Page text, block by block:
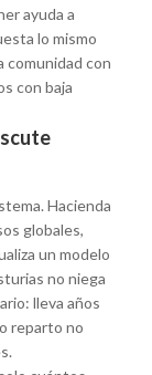
ayuda a
lo mismo
comunidad con
con baja
Hacienda
globales,
un modelo
no niega
lleva años
reparto no